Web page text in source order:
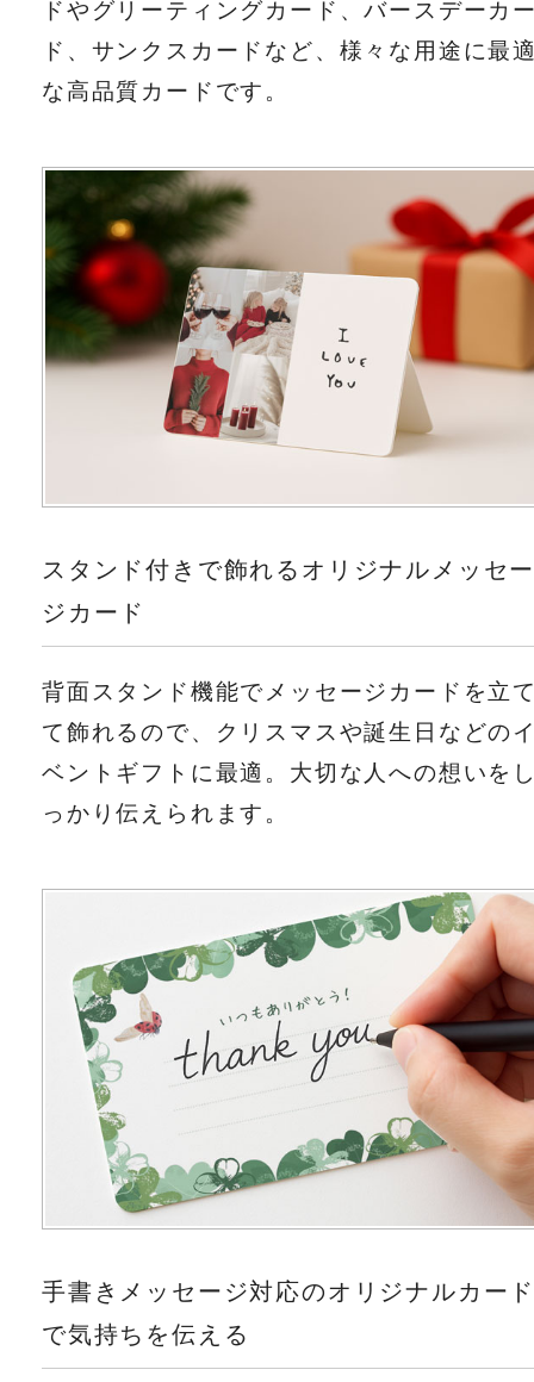
ドやグリーティングカード、バースデーカ
ド、サンクスカードなど、様々な用途に最
な高品質カードです。
スタンド付きで飾れるオリジナルメッセ
ジカード
背面スタンド機能でメッセージカードを立
て飾れるので、クリスマスや誕生日などの
ベントギフトに最適。大切な人への想いを
っかり伝えられます。
手書きメッセージ対応のオリジナルカー
で気持ちを伝える